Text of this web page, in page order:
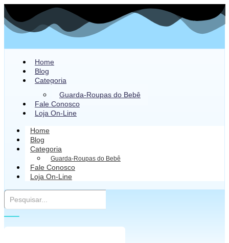
Home
Blog
Categoria
Guarda-Roupas do Bebê
Fale Conosco
Loja On-Line
Home
Blog
Categoria
Guarda-Roupas do Bebê
Fale Conosco
Loja On-Line